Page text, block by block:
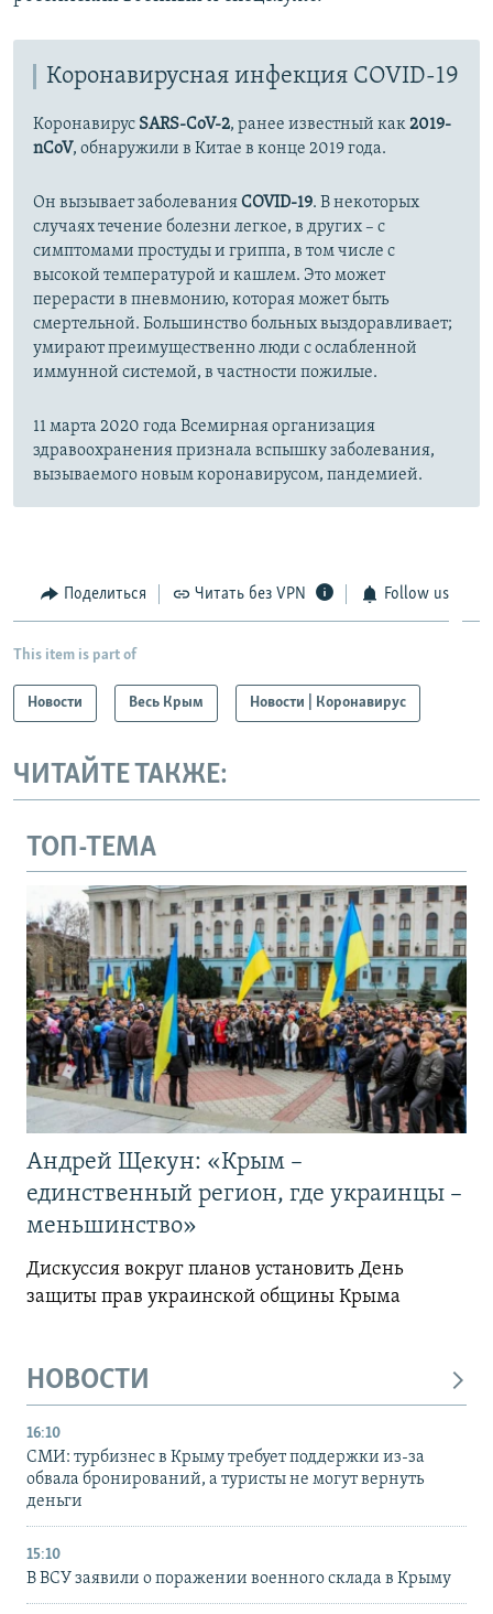
Коронавирусная инфекция COVID-19
Коронавирус SARS-CoV-2, ранее известный как2019-
nCoV, обнаружили в Китае в конце 2019 года.
Он вызывает заболеванияCOVID-19. В некоторых
случаях течение болезни легкое, в других – с
симптомами простуды и гриппа, в том числе с
высокой температурой и кашлем. Это может
перерасти в пневмонию, которая может быть
смертельной. Большинство больных выздоравливает;
умирают преимущественно люди с ослабленной
иммунной системой, в частности пожилые.
11 марта 2020 года Всемирная организация
здравоохранения признала вспышку заболевания,
вызываемого новым коронавирусом, пандемией.
Поделиться Читать без VPN Follow us
This item is part of
Новости Весь Крым Новости | Коронавирус
ЧИТАЙТЕ ТАКЖЕ:
ТОП-ТЕМА
Андрей Щекун: «Крым –
единственный регион, где украинцы –
меньшинство»
Дискуссия вокруг планов установить День
защиты прав украинской общины Крыма
НОВОСТИ
16:10
СМИ: турбизнес в Крыму требует поддержки из-за
обвала бронирований, а туристы не могут вернуть
деньги
15:10
В ВСУ заявили о поражении военного склада в Крыму